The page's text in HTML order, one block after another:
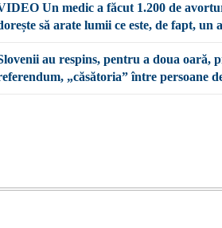
Un medic a făcut 1.200 de
să arate lumii ce este, de fapt, un
au respins, pentru a doua oară,
„căsătoria” între persoane